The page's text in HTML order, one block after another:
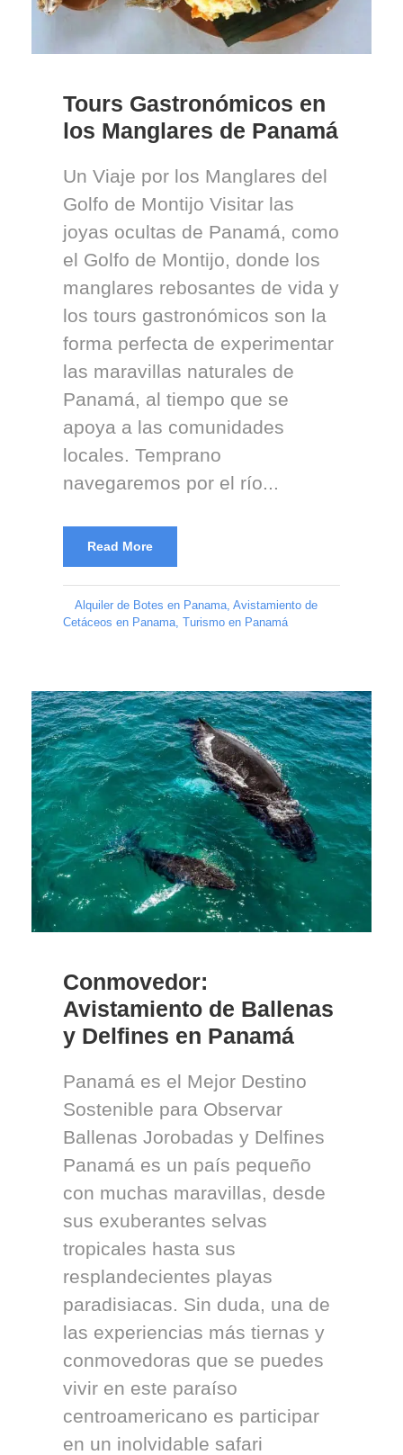
Tours Gastronómicos en
los Manglares de Panamá
Un Viaje por los Manglares del
Golfo de Montijo Visitar las
joyas ocultas de Panamá, como
el Golfo de Montijo, donde los
manglares rebosantes de vida y
los tours gastronómicos son la
forma perfecta de experimentar
las maravillas naturales de
Panamá, al tiempo que se
apoya a las comunidades
locales. Temprano
navegaremos por el río...
Read More
Alquiler de Botes en Panama Avistamiento de
Cetáceos en Panama Turismo en Panamá
Conmovedor:
Avistamiento de Ballenas
y Delfines en Panamá
Panamá es el Mejor Destino
Sostenible para Observar
Ballenas Jorobadas y Delfines
Panamá es un país pequeño
con muchas maravillas, desde
sus exuberantes selvas
tropicales hasta sus
resplandecientes playas
paradisiacas. Sin duda, una de
las experiencias más tiernas y
conmovedoras que se puedes
vivir en este paraíso
centroamericano es participar
en un inolvidable safari